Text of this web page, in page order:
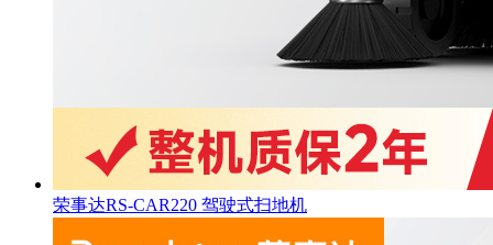
荣事达RS-CAR220 驾驶式扫地机